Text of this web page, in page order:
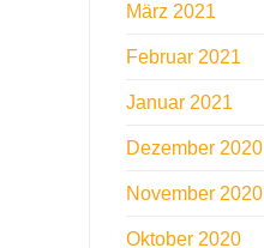
März 2021
Februar 2021
Januar 2021
Dezember 2020
November 2020
Oktober 2020